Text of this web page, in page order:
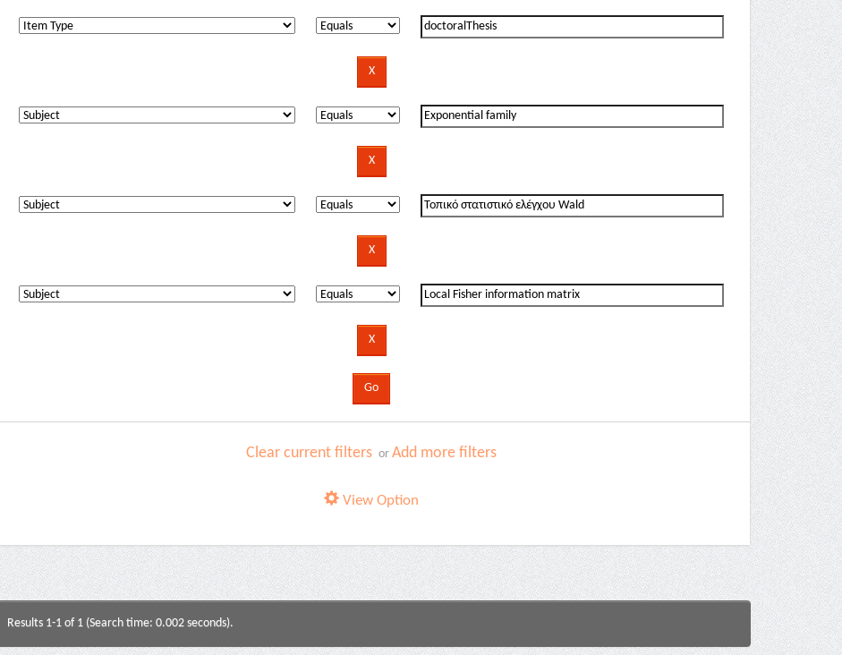
Clear current filters orAdd more filters
View Option
Results 1-1 of 1 (Search time: 0.002 seconds).